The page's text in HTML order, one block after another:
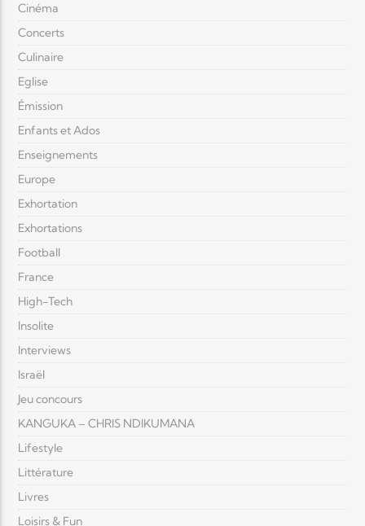
Cinéma
Concerts
Culinaire
Eglise
Émission
Enfants et Ados
Enseignements
Europe
Exhortation
Exhortations
Football
France
High-Tech
Insolite
Interviews
Israël
Jeu concours
KANGUKA – CHRIS NDIKUMANA
Lifestyle
Littérature
Livres
Loisirs & Fun